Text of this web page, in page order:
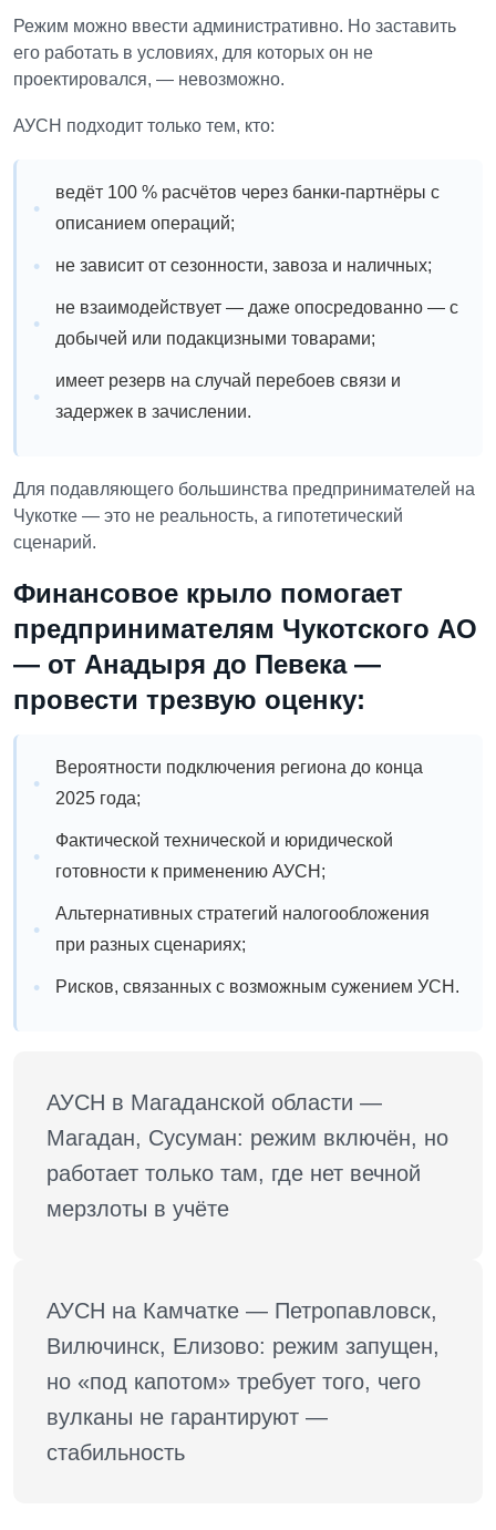
Режим можно ввести административно. Но заставить
его работать в условиях, для которых он не
проектировался, — невозможно.
АУСН подходит только тем, кто:
ведёт 100 % расчётов через банки-партнёры с
описанием операций;
не зависит от сезонности, завоза и наличных;
не взаимодействует — даже опосредованно — с
добычей или подакцизными товарами;
имеет резерв на случай перебоев связи и
задержек в зачислении.
Для подавляющего большинства предпринимателей на
Чукотке — это не реальность, а гипотетический
сценарий.
Финансовое крыло помогает
предпринимателям Чукотского АО
— от Анадыря до Певека —
провести трезвую оценку:
Вероятности подключения региона до конца
2025 года;
Фактической технической и юридической
готовности к применению АУСН;
Альтернативных стратегий налогообложения
при разных сценариях;
Рисков, связанных с возможным сужением УСН.
АУСН в Магаданской области —
Магадан, Сусуман: режим включён, но
работает только там, где нет вечной
мерзлоты в учёте
АУСН на Камчатке — Петропавловск,
Вилючинск, Елизово: режим запущен,
но «под капотом» требует того, чего
вулканы не гарантируют —
стабильность